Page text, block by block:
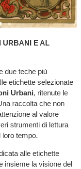
URBANI E AL
due teche più
etichette selezionate
Urbani, ritenute le
raccolta che non
al valore
strumenti di lettura
loro tempo.
alle etichette
insieme la visione del